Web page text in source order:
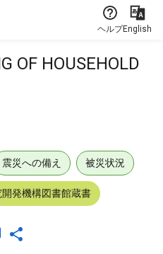
ヘルプEnglish
OF HOUSEHOLD
震災への備え 被災状況
発機構図書館蔵書